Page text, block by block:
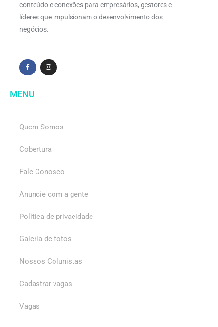
conteúdo e conexões para empresários, gestores e
líderes que impulsionam o desenvolvimento dos
negócios.
MENU
Quem Somos
Cobertura
Fale Conosco
Anuncie com a gente
Política de privacidade
Galeria de fotos
Nossos Colunistas
Cadastrar vagas
Vagas